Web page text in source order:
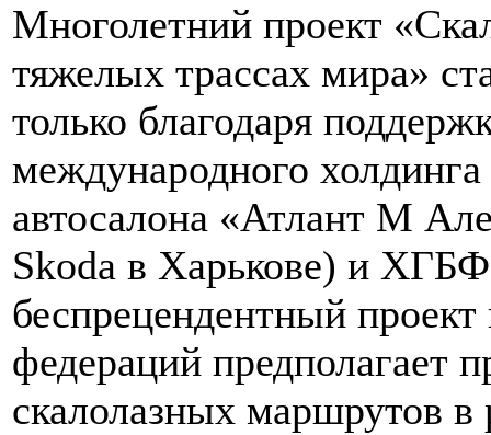
Многолетний проект
тяжелых трассах мира»
только благодаря
международного
автосалона «Атлант М
Skoda в Харькове) и
беспрецендентный
федераций предполагает
скалолазных маршрутов